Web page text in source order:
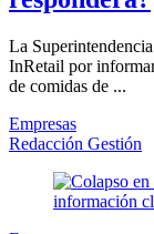
La
InRetail por
de comidas de ...
Empresas
Redacción Gestión